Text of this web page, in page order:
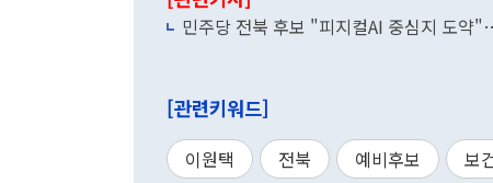
민주당 전북 후보 "피지컬AI 중심지 도약
[관련키워드]
이원택 전북 예비후보 보